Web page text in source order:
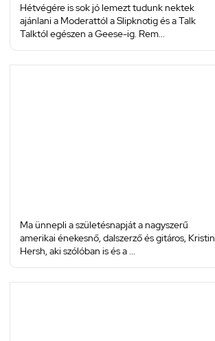
Hétvégére is sok jó lemezt tudunk nektek
ajánlani a Moderattól a Slipknotig és a Talk
Talktól egészen a Geese-ig. Rem...
Ma ünnepli a születésnapját a nagyszerű
amerikai énekesnő, dalszerző és gitáros, Kristin
Hersh, aki szólóban is és a ...